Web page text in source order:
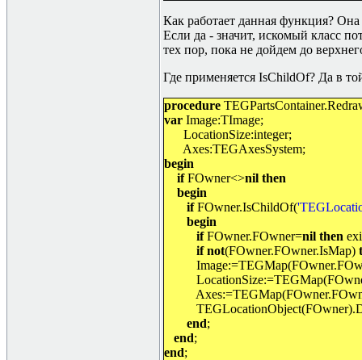
Как работает данная функция?
Если да - значит, искомый класс
тех пор, пока не дойдем до
Где применяется IsChildOf? Да в
procedure
var Image:TImage;
LocationSize:integer;
Axes:TEGAxesSystem;
begin
ifFOwner<>nil then
begin
ifFOwner.IsChildOf(
begin
ifFOwner.FOwner=nil then
if not(FOwner.FOwner.IsMap)
end;
end;
end;